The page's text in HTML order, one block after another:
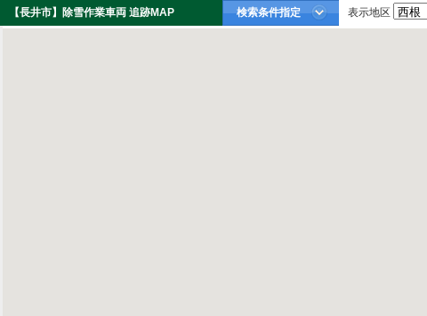
【長井市】除雪作業車両 追跡MAP 検索条件指定 表示地区